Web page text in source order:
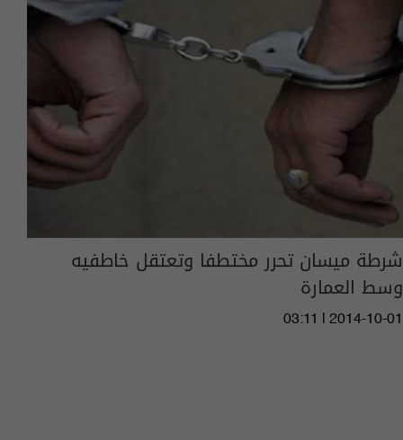
شرطة ميسان تحرر مختطفا وتعتقل خاطفيه
وسط العمارة
03:11 | 2014-10-01